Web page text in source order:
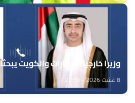
وزيرا خارجية الإمارات والكويت
8 غشت 2026 - 22:30